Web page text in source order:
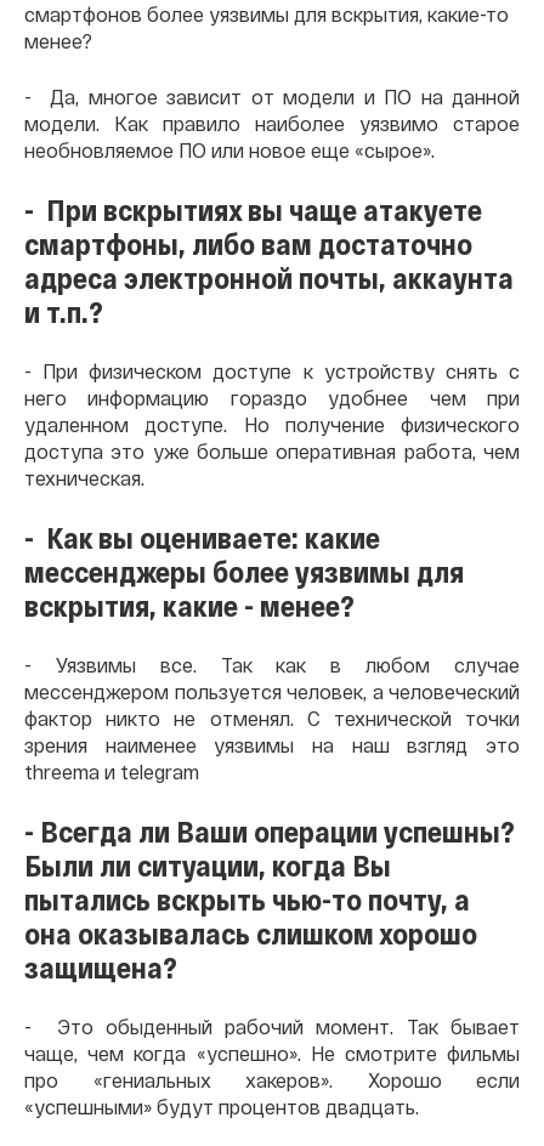
смартфонов более уязвимы для вскрытия, какие-то
менее?
- Да, многое зависит от модели и ПО на данной
модели. Как правило наиболее уязвимо старое
необновляемое ПО или новое еще «сырое».
- При вскрытиях вы чаще атакуете
смартфоны, либо вам достаточно
адреса электронной почты, аккаунта
и т.п.?
- При физическом доступе к устройству снять с
него информацию гораздо удобнее чем при
удаленном доступе. Но получение физического
доступа это уже больше оперативная работа, чем
техническая.
- Как вы оцениваете: какие
мессенджеры более уязвимы для
вскрытия, какие - менее?
- Уязвимы все. Так как в любом случае
мессенджером пользуется человек, а человеческий
фактор никто не отменял. С технической точки
зрения наименее уязвимы на наш взгляд это
threema и telegram
- Всегда ли Ваши операции успешны?
Были ли ситуации, когда Вы
пытались вскрыть чью-то почту, а
она оказывалась слишком хорошо
защищена?
- Это обыденный рабочий момент. Так бывает
чаще, чем когда «успешно». Не смотрите фильмы
про «гениальных хакеров». Хорошо если
«успешными» будут процентов двадцать.